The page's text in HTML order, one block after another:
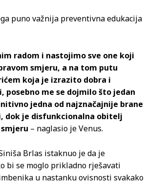
puno važnija preventivna edukacija
radom i nastojimo sve one koji
smjeru, a na tom putu
koja je izrazito dobra i
posebno me se dojmilo što jedan
jedna od najznačajnije brane
dok je disfunkcionalna obitelj
– naglasio je Venus.
Brlas istaknuo je da je
bi se moglo prikladno rješavati
u nastanku ovisnosti svakako